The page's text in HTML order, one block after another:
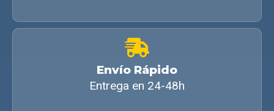
Envío Rápido
Entrega en 24-48h